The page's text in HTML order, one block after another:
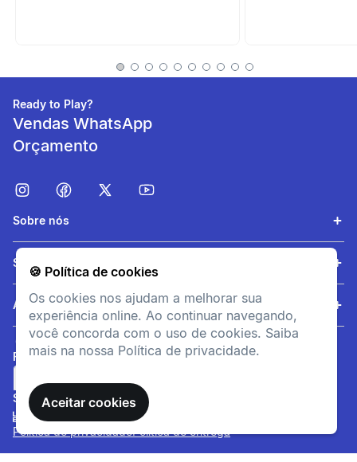
🍪 Política de cookies
Os cookies nos ajudam a melhorar sua
experiência online. Ao continuar navegando,
você concorda com o uso de cookies. Saiba
mais na nossa Política de privacidade.
Aceitar cookies
Eliminação da
permite uma eliminação da
transpiração.
Ready to Play?
Vendas WhatsApp
Orçamento
Sobre nós
Serviços
Ajuda
FORMAS DE PAGAMENTO
SITE SEGURO
Política de privacidadePolítica de entrega